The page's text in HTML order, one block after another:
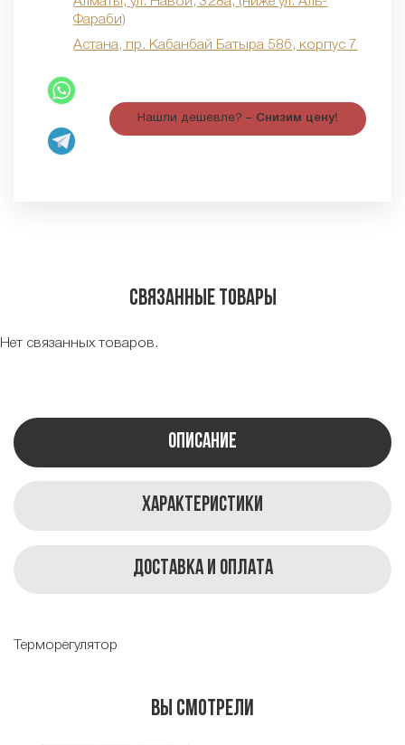
Фараби)
Астана, пр. Кабанбай Батыра 58б, корпус 7
Нашли дешевле? – Снизим цену!
Связанные товары
Нет связанных товаров.
Описание
Характеристики
Доставка и оплата
Терморегулятор
Вы смотрели